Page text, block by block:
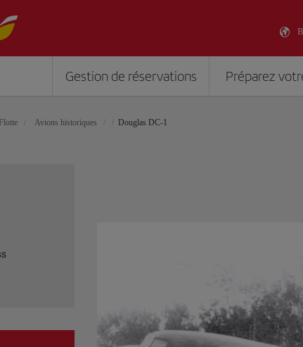
Gestion de réservations Préparez
Flotte Avions historiques Douglas DC-1